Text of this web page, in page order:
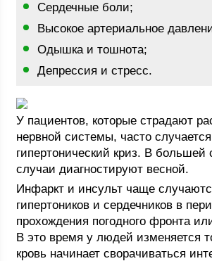
Сердечные боли;
Высокое артериальное
Одышка и тошнота;
Депрессия и стресс.
У пациентов, которые страдают
нервной системы, часто случается
гипертонический криз. В большей
случаи диагностируют весной.
Инфаркт и инсульт чаще
гипертоников и сердечников в
прохождения погодного фронта
В это время у людей изменяется
кровь начинает сворачиваться